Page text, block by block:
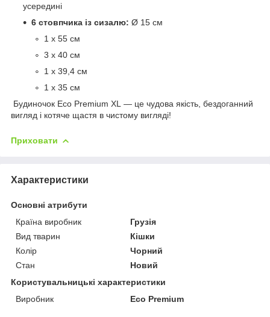
усередині
6 стовпчика із сизалю: Ø 15 см
1 x 55 см
3 x 40 см
1 x 39,4 см
1 x 35 см
Будиночок Eco Premium XL — це чудова якість, бездоганний
вигляд і котяче щастя в чистому вигляді!
Приховати
Характеристики
Основні атрибути
Країна виробник
Грузія
Вид тварин
Кішки
Колір
Чорний
Стан
Новий
Користувальницькі характеристики
Виробник
Eco Premium